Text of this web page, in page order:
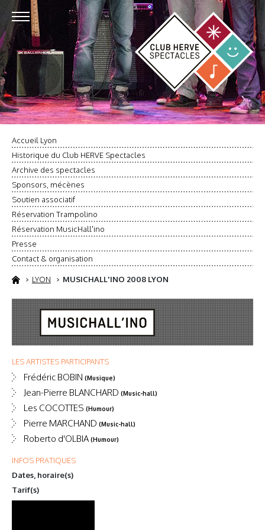
Accueil Lyon
Historique du Club HERVE Spectacles
Archive des spectacles
Sponsors, mécènes
Soutien associatif
Réservation Trampolino
Réservation MusicHall'ino
Presse
Contact & organisation
LYON MUSICHALL'INO 2008 LYON
LES ARTISTES PARTICIPANTS
Frédéric BOBIN (Musique)
Jean-Pierre BLANCHARD (Music-hall)
Les COCOTTES (Humour)
Pierre MARCHAND (Music-hall)
Roberto d'OLBIA(Humour)
INFOS PRATIQUES
Dates, horaire(s)
Tarif(s)